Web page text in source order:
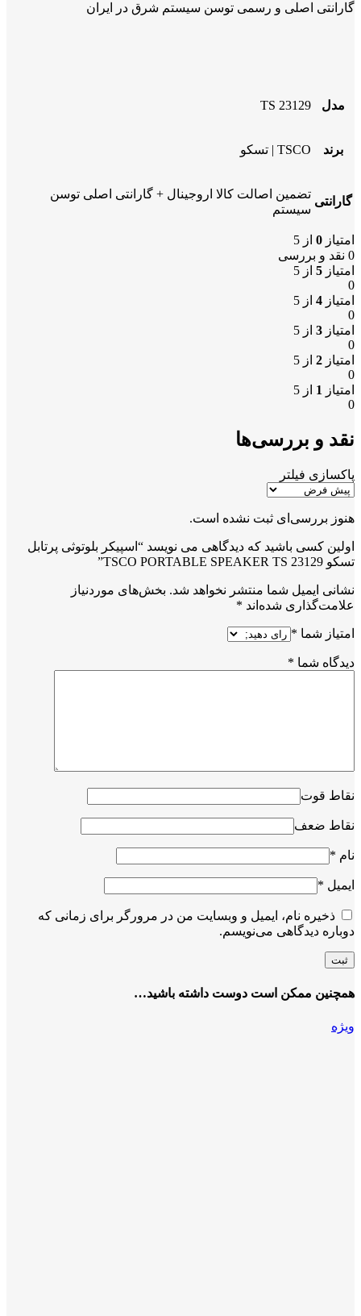
گارانتی اصلی و رسمی توسن سیستم شرق در ایران
مدل TS 23129
برند TSCO | تسکو
گارانتی
تضمین اصالت کالا اروجینال + گارانتی اصلی توسن
سیستم
امتیاز 0 از 5
0 نقد و بررسی
امتیاز 5 از 5
0
امتیاز 4 از 5
0
امتیاز 3 از 5
0
امتیاز 2 از 5
0
امتیاز 1 از 5
0
نقد و بررسی‌ها
پاکسازی فیلتر
هنوز بررسی‌ای ثبت نشده است.
اولین کسی باشید که دیدگاهی می نویسد “اسپیکر بلوتوثی پرتابل
تسکو TSCO PORTABLE SPEAKER TS 23129”
نشانی ایمیل شما منتشر نخواهد شد. بخش‌های موردنیاز
علامت‌گذاری شده‌اند *
امتیاز شما *
دیدگاه شما *
نقاط قوت
نقاط ضعف
نام *
ایمیل *
ذخیره نام، ایمیل و وبسایت من در مرورگر برای زمانی که
دوباره دیدگاهی می‌نویسم.
همچنین ممکن است دوست داشته باشید…
ویژه